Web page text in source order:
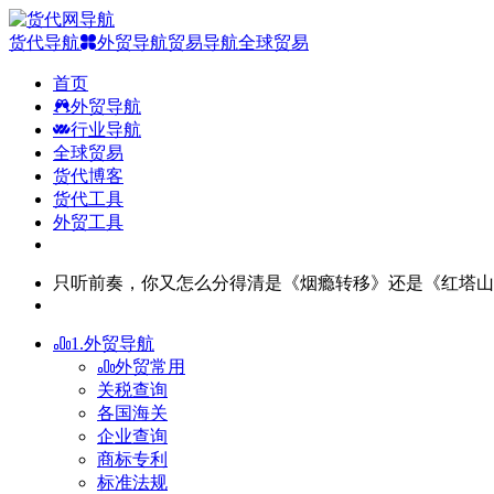
货代导航 外贸导航贸易导航全球贸易
首页
外贸导航
行业导航
全球贸易
货代博客
货代工具
外贸工具
只听前奏，你又怎么分得清是《烟瘾转移》还是《红塔
1.外贸导航
外贸常用
关税查询
各国海关
企业查询
商标专利
标准法规